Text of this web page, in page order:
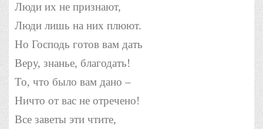
Люди их не признают,
Люди лишь на них плюют.
Но Господь готов вам дать
Веру, знанье, благодать!
То, что было вам дано –
Ничто от вас не отречено!
Все заветы эти чтите,